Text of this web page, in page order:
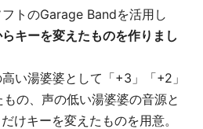
トのGarage Bandを活用し
キーを変えたものを作りまし
い湯婆婆として「+3」「+2」
もの、声の低い湯婆婆の音源と
けキーを変えたものを用意。